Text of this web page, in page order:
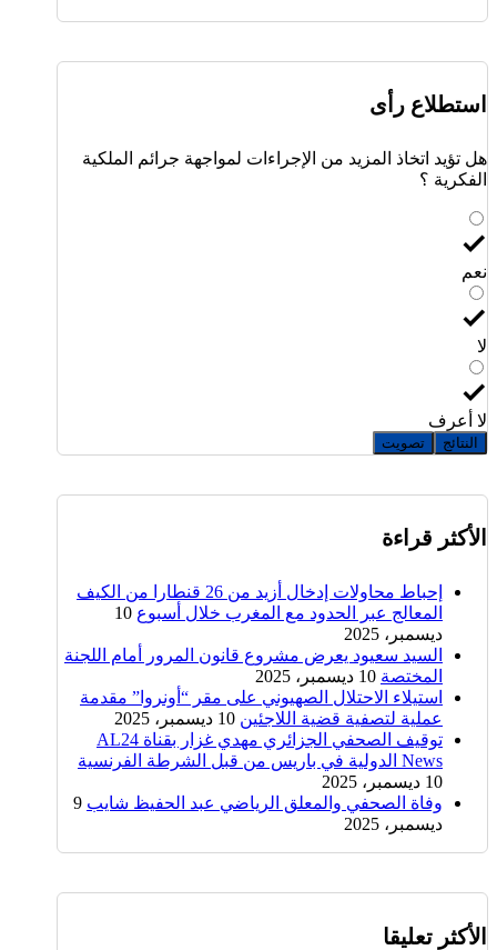
استطلاع رأى
هل تؤيد اتخاذ المزيد من الإجراءات لمواجهة جرائم الملكية
الفكرية ؟
نعم
لا
لا أعرف
النتائج تصويت
الأكثر قراءة
إحباط محاولات إدخال أزيد من 26 قنطارا من الكيف
المعالج عبر الحدود مع المغرب خلال أسبوع 10
ديسمبر، 2025
السيد سعيود يعرض مشروع قانون المرور أمام اللجنة
المختصة 10 ديسمبر، 2025
استيلاء الاحتلال الصهيوني على مقر “أونروا” مقدمة
عملية لتصفية قضية اللاجئين 10 ديسمبر، 2025
توقيف الصحفي الجزائري مهدي غزار بقناة AL24
News الدولية في باريس من قبل الشرطة الفرنسية
10 ديسمبر، 2025
وفاة الصحفي والمعلق الرياضي عبد الحفيظ شايب 9
ديسمبر، 2025
الأكثر تعليقا